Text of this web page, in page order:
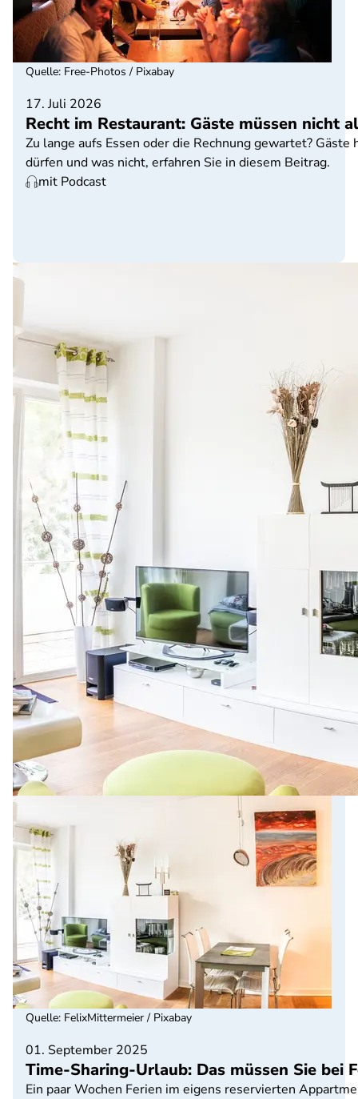
17. Juli 2026
Recht im Restaurant: Gäste müssen nicht
Zu lange aufs Essen oder die Rechnung gewartet?
dürfen und was nicht, erfahren Sie in diesem Beitrag.
mit Podcast
Quelle: Free-Photos / Pixabay
01. September 2025
Time-Sharing-Urlaub: Das müssen Sie bei
Ein paar Wochen Ferien im eigens reservierten
Quelle: FelixMittermeier / Pixabay